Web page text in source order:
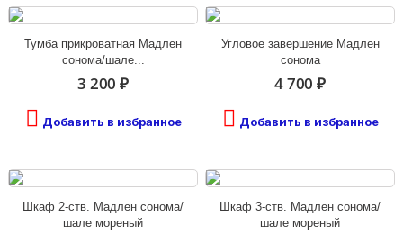
Тумба прикроватная Мадлен
сонома/шале...
3 200 ₽
Добавить в избранное
Угловое завершение Мадлен
сонома
4 700 ₽
Добавить в избранное
Шкаф 2-ств. Мадлен сонома/
шале мореный
Шкаф 3-ств. Мадлен сонома/
шале мореный